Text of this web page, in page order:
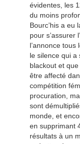
évidentes, les
du moins
Bourc’his a
pour s’assurer
l’annonce tous
le silence qui a
blackout et que
être affecté
compétition
procuration,
sont
monde, et
en supprimant
résultats à un